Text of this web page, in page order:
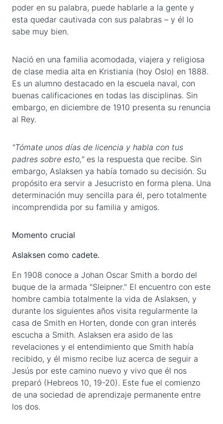
poder en su palabra, puede hablarle a la gente y
esta quedar cautivada con sus palabras – y él lo
sabe muy bien.
Nació en una familia acomodada, viajera y religiosa
de clase media alta en Kristiania (hoy Oslo) en 1888.
Es un alumno destacado en la escuela naval, con
buenas calificaciones en todas las disciplinas. Sin
embargo, en diciembre de 1910 presenta su renuncia
al Rey.
"Tómate unos días de licencia y habla con tus
padres sobre esto," es la respuesta que recibe. Sin
embargo, Aslaksen ya había tomado su decisión. Su
propósito era servir a Jesucristo en forma plena. Una
determinación muy sencilla para él, pero totalmente
incomprendida por su familia y amigos.
Momento crucial
Aslaksen como cadete.
En 1908 conoce a Johan Oscar Smith a bordo del
buque de la armada "Sleipner." El encuentro con este
hombre cambia totalmente la vida de Aslaksen, y
durante los siguientes años visita regularmente la
casa de Smith en Horten, donde con gran interés
escucha a Smith. Aslaksen era asido de las
revelaciones y el entendimiento que Smith había
recibido, y él mismo recibe luz acerca de seguir a
Jesús por este camino nuevo y vivo que él nos
preparó (Hebreos 10, 19-20). Este fue el comienzo
de una sociedad de aprendizaje permanente entre
los dos.